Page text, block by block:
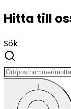
Hitta till
Sök